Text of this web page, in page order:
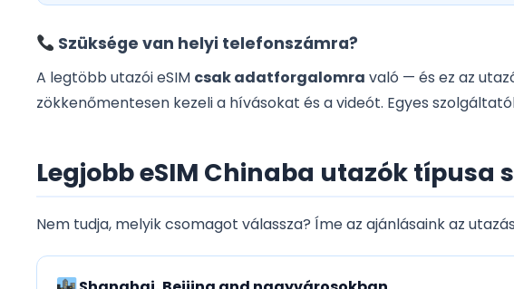
Szüksége van helyi telefonszámra?
A legtöbb utazói eSIM csak adatforgalomra való — és ez az
zökkenőmentesen kezeli a hívásokat és a videót. Egyes
Legjobb eSIM Chinaba utazók típusa
Nem tudja, melyik csomagot válassza? Íme az ajánlásaink az